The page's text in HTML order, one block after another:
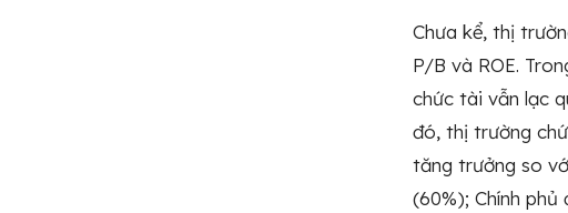
Chưa kể, thị
P/B và ROE.
chức tài vẫn lạc
đó, thị trường
tăng trưởng so
(60%); Chính